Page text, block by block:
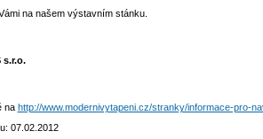
na našem výstavním stánku.
s.r.o.
na http://www.modernivytapeni.cz/stranky/informace-pro-
07.02.2012